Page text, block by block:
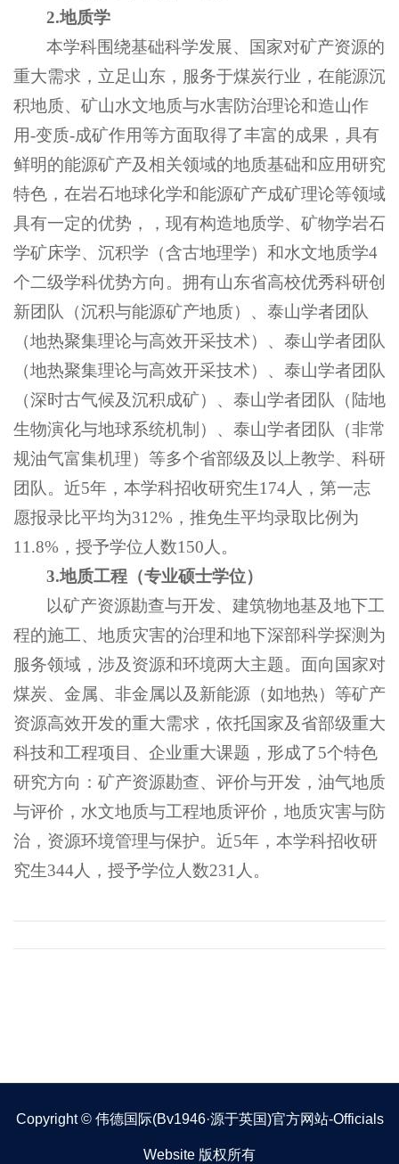
2.地质学
本学科围绕基础科学发展、国家对矿产资源的
重大需求，立足山东，服务于煤炭行业，在能源沉
积地质、矿山水文地质与水害防治理论和造山作
用-变质-成矿作用等方面取得了丰富的成果，具有
鲜明的能源矿产及相关领域的地质基础和应用研究
特色，在岩石地球化学和能源矿产成矿理论等领域
具有一定的优势，，现有构造地质学、矿物学岩石
学矿床学、沉积学（含古地理学）和水文地质学4
个二级学科优势方向。拥有山东省高校优秀科研创
新团队（沉积与能源矿产地质）、泰山学者团队
（地热聚集理论与高效开采技术）、泰山学者团队
（地热聚集理论与高效开采技术）、泰山学者团队
（深时古气候及沉积成矿）、泰山学者团队（陆地
生物演化与地球系统机制）、泰山学者团队（非常
规油气富集机理）等多个省部级及以上教学、科研
团队。近5年，本学科招收研究生174人，第一志
愿报录比平均为312%，推免生平均录取比例为
11.8%，授予学位人数150人。
3.地质工程（专业硕士学位）
以矿产资源勘查与开发、建筑物地基及地下工
程的施工、地质灾害的治理和地下深部科学探测为
服务领域，涉及资源和环境两大主题。面向国家对
煤炭、金属、非金属以及新能源（如地热）等矿产
资源高效开发的重大需求，依托国家及省部级重大
科技和工程项目、企业重大课题，形成了5个特色
研究方向：矿产资源勘查、评价与开发，油气地质
与评价，水文地质与工程地质评价，地质灾害与防
治，资源环境管理与保护。近5年，本学科招收研
究生344人，授予学位人数231人。
Copyright © 伟德国际(bv1946·源于英国)官方网站-Officials
Website 版权所有